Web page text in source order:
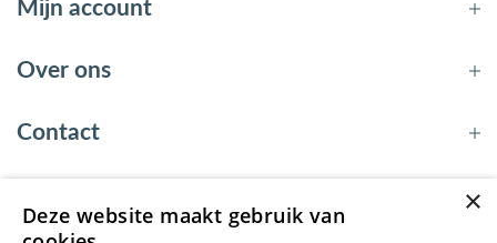
Mijn account
Over ons
Contact
© 2026 - EnergyBy
×
Deze website maakt gebruik van